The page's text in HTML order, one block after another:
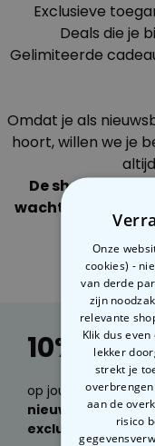
16,99 €
29,99 €
19,99 €
waar
24,99 €
Exclusieve
Deals die je
Gelimiteerde
Omdat je als
hoort, willen we je
De shop is op
wachtwoord
10%
op jouw volgende
nieuwste
exclusieve
Onze
cookies) -
van derde
zijn
relevante
Klik dus even
lekker
strekt je
aan de
risico